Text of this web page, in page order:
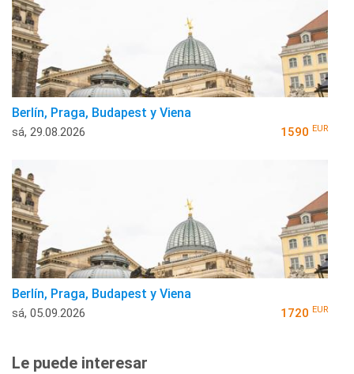
Berlín, Praga, Budapest y Viena
sá, 29.08.2026 1590 EUR
Berlín, Praga, Budapest y Viena
sá, 05.09.2026 1720 EUR
Le puede interesar